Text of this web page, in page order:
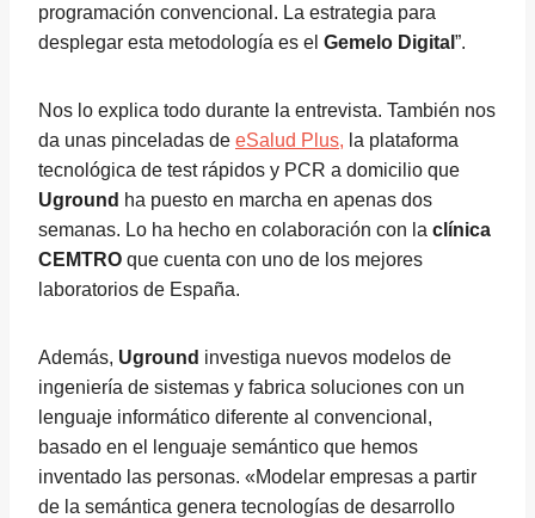
programación convencional. La estrategia para
desplegar esta metodología es el Gemelo Digital ”.
Nos lo explica todo durante la entrevista. También nos
da unas pinceladas de eSalud Plus, la plataforma
tecnológica de test rápidos y PCR a domicilio que
Uground ha puesto en marcha en apenas dos
semanas. Lo ha hecho en colaboración con la clínica
CEMTRO que cuenta con uno de los mejores
laboratorios de España.
Además, Uground investiga nuevos modelos de
ingeniería de sistemas y fabrica soluciones con un
lenguaje informático diferente al convencional,
basado en el lenguaje semántico que hemos
inventado las personas. «Modelar empresas a partir
de la semántica genera tecnologías de desarrollo